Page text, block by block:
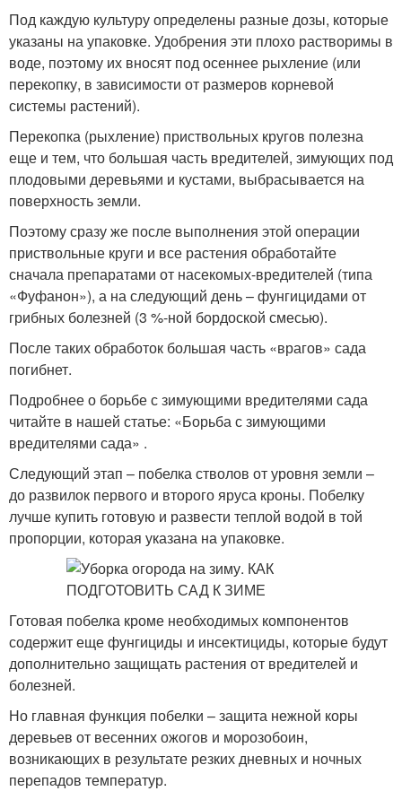
Под каждую культуру определены разные дозы, которые
указаны на упаковке. Удобрения эти плохо растворимы в
воде, поэтому их вносят под осеннее рыхление (или
перекопку, в зависимости от размеров корневой
системы растений).
Перекопка (рыхление) приствольных кругов полезна
еще и тем, что большая часть вредителей, зимующих под
плодовыми деревьями и кустами, выбрасывается на
поверхность земли.
Поэтому сразу же после выполнения этой операции
приствольные круги и все растения обработайте
сначала препаратами от насекомых-вредителей (типа
«Фуфанон»), а на следующий день – фунгицидами от
грибных болезней (3 %-ной бордоской смесью).
После таких обработок большая часть «врагов» сада
погибнет.
Подробнее о борьбе с зимующими вредителями сада
читайте в нашей статье: «Борьба с зимующими
вредителями сада» .
Следующий этап – побелка стволов от уровня земли –
до развилок первого и второго яруса кроны. Побелку
лучше купить готовую и развести теплой водой в той
пропорции, которая указана на упаковке.
Готовая побелка кроме необходимых компонентов
содержит еще фунгициды и инсектициды, которые будут
дополнительно защищать растения от вредителей и
болезней.
Но главная функция побелки – защита нежной коры
деревьев от весенних ожогов и морозобоин,
возникающих в результате резких дневных и ночных
перепадов температур.